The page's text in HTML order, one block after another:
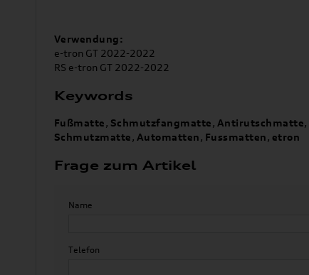
Verwendung:
e-tron GT 2022-2022
RS e-tron GT 2022-2022
Keywords
Fußmatte, Schmutzfangmatte, Antirutschmatte,
Schmutzmatte, Automatten, Fussmatten, etron
Frage zum Artikel
Name
Telefon